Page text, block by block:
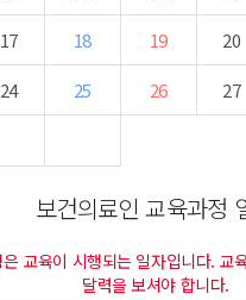
17 18 19 20
24 25 26 27
보건의료인 교육과정
교육이 시행되는 일자입니다. 교
달력을 보셔야 합니다.